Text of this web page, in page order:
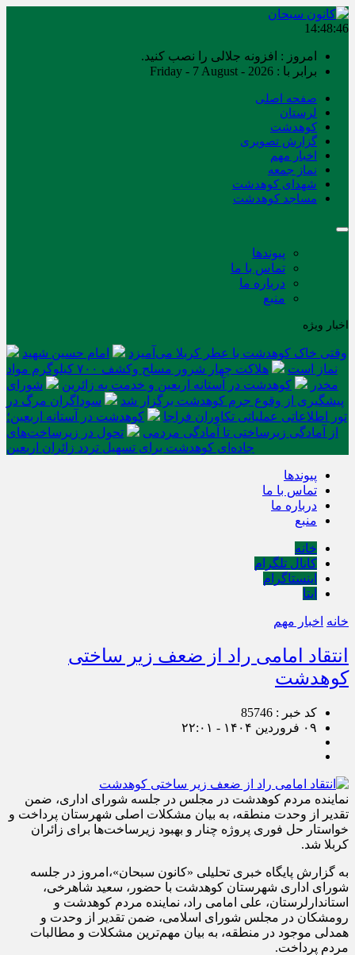
14:48:47
امروز : افزونه جلالی را نصب کنید.
برابر با : Friday - 7 August - 2026
صفحه اصلی
لرستان
کوهدشت
گزارش تصویری
اخبار مهم
نماز جمعه
شهدای کوهدشت
مساجد کوهدشت
پیوندها
تماس با ما
درباره ما
منبع
اخبار ویژه
وقتی خاک کوهدشت با عطر کربلا می‌آمیزد
امام حسین شهید
نماز است
هلاکت چهار شرور مسلح وکشف ۷۰۰ کیلوگرم مواد
مخدر
کوهدشت در آستانه اربعین و خدمت‌ به زائرین
شورای
پیشگیری از وقوع جرم کوهدشت برگزار شد
سوداگران مرگ در
تور اطلاعاتی عملیاتی تکاوران فراجا
کوهدشت در آستانه اربعین؛
از آمادگی زیرساختی تا آمادگی مردمی
تحول در زیرساخت‌های
جاده‌ای کوهدشت برای تسهیل تردد زائران اربعین
پیوندها
تماس با ما
درباره ما
منبع
خانه
کانال تلگرام
اینستاگرام
ایتا
خانه اخبار مهم
انتقاد امامی راد از ضعف زیر ساختی
کوهدشت
کد خبر : 85746
۰۹ فروردین ۱۴۰۴ - ۲۲:۰۱
نماینده مردم کوهدشت در مجلس در جلسه شورای اداری، ضمن
تقدیر از وحدت منطقه، به بیان مشکلات اصلی شهرستان پرداخت و
خواستار حل فوری پروژه چنار و بهبود زیرساخت‌ها برای زائران
کربلا شد.
به گزارش پایگاه خبری تحلیلی «کانون سبحان»،امروز در جلسه
شورای اداری شهرستان کوهدشت با حضور، سعید شاهرخی،
استاندارلرستان، علی امامی راد، نماینده مردم کوهدشت و
رومشکان در مجلس شورای اسلامی، ضمن تقدیر از وحدت و
همدلی موجود در منطقه، به بیان مهم‌ترین مشکلات و مطالبات
مردم پرداخت.